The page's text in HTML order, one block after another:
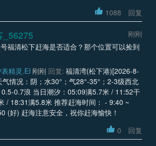
1088 回复
_56275
刚刚
福清松下赶海是否适合？那个位置可以捡到
精灵.EI 刚刚 回复: 福清湾(松下港)[2026-8-
气情况：阴；水30°；气28°-35°；2-3级西北
0.5-0.7浪 当日潮汐：05:09满5.7米 / 11:52干
/ 18:31满5.8米 推荐赶海时间： - 9:40 ~
(好) 赶海注意安全，祝你赶海愉快！
0 回复